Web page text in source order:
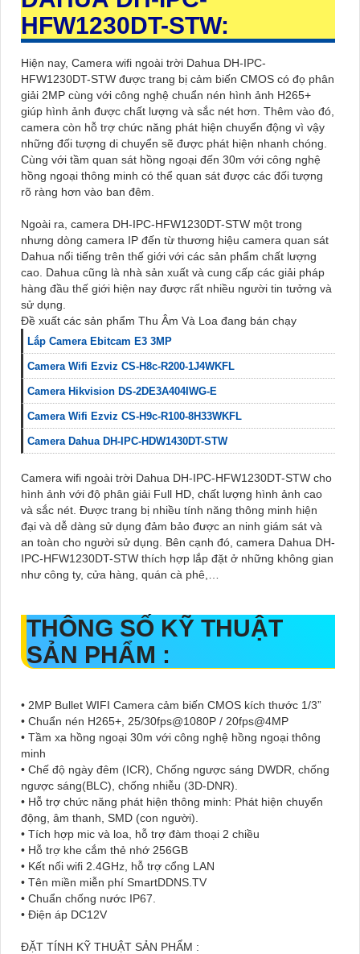
HFW1230DT-STW:
Hiện nay, Camera wifi ngoài trời Dahua DH-IPC-
HFW1230DT-STW được trang bị cảm biến CMOS có đọ phân
giải 2MP cùng với công nghệ chuẩn nén hình ảnh H265+
giúp hình ảnh được chất lượng và sắc nét hơn. Thêm vào đó,
camera còn hỗ trợ chức năng phát hiện chuyển động vì vậy
những đối tượng di chuyển sẽ được phát hiện nhanh chóng.
Cùng với tầm quan sát hồng ngoại đến 30m với công nghệ
hồng ngoại thông minh có thể quan sát được các đối tượng
rõ ràng hơn vào ban đêm.
Ngoài ra, camera DH-IPC-HFW1230DT-STW một trong
nhưng dòng camera IP đến từ thương hiệu camera quan sát
Dahua nổi tiếng trên thế giới với các sản phẩm chất lượng
cao. Dahua cũng là nhà sản xuất và cung cấp các giải pháp
hàng đầu thế giới hiện nay được rất nhiều người tin tưởng và
sử dụng.
Đề xuất các sản phẩm Thu Âm Và Loa đang bán chạy
Lắp Camera Ebitcam E3 3MP
Camera Wifi Ezviz CS-H8c-R200-1J4WKFL
Camera Hikvision DS-2DE3A404IWG-E
Camera Wifi Ezviz CS-H9c-R100-8H33WKFL
Camera Dahua DH-IPC-HDW1430DT-STW
Camera wifi ngoài trời Dahua DH-IPC-HFW1230DT-STW cho
hình ảnh với độ phân giải Full HD, chất lượng hình ảnh cao
và sắc nét. Được trang bị nhiều tính năng thông minh hiện
đại và dễ dàng sử dụng đảm bảo được an ninh giám sát và
an toàn cho người sử dụng. Bên cạnh đó, camera Dahua DH-
IPC-HFW1230DT-STW thích hợp lắp đặt ở những không gian
như công ty, cửa hàng, quán cà phê,…
THÔNG SỐ KỸ THUẬT
SẢN PHẨM :
• 2MP Bullet WIFI Camera cảm biến CMOS kích thước 1/3”
• Chuẩn nén H265+, 25/30fps@1080P / 20fps@4MP
• Tầm xa hồng ngoại 30m với công nghệ hồng ngoại thông
minh
• Chế độ ngày đêm (ICR), Chống ngược sáng DWDR, chống
ngược sáng(BLC), chống nhiễu (3D-DNR).
• Hỗ trợ chức năng phát hiện thông minh: Phát hiện chuyển
động, âm thanh, SMD (con người).
• Tích hợp mic và loa, hỗ trợ đàm thoại 2 chiều
• Hỗ trợ khe cắm thẻ nhớ 256GB
• Kết nối wifi 2.4GHz, hỗ trợ cổng LAN
• Tên miền miễn phí SmartDDNS.TV
• Chuẩn chống nước IP67.
• Điện áp DC12V
ĐẶT TÍNH KỸ THUẬT SẢN PHẨM :